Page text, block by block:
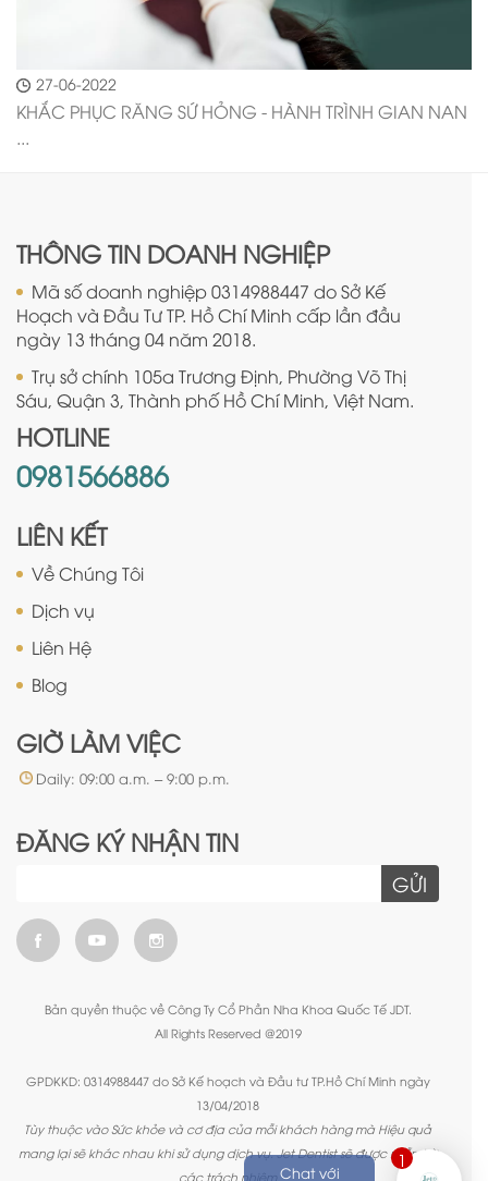
1
Chat với
27-06-2022
KHẮC PHỤC RĂNG SỨ HỎNG - HÀNH TRÌNH GIAN NAN
...
THÔNG TIN DOANH NGHIỆP
Mã số doanh nghiệp 0314988447 do Sở Kế
Hoạch và Đầu Tư TP. Hồ Chí Minh cấp lần đầu
ngày 13 tháng 04 năm 2018.
Trụ sở chính 105a Trương Định, Phường Võ Thị
Sáu, Quận 3, Thành phố Hồ Chí Minh, Việt Nam.
HOTLINE
0981566886
LIÊN KẾT
Về Chúng Tôi
Dịch vụ
Liên Hệ
Blog
GIỜ LÀM VIỆC
Daily: 09:00 a.m. – 9:00 p.m.
ĐĂNG KÝ NHẬN TIN
GỬI
Bản quyền thuộc về Công Ty Cổ Phần Nha Khoa Quốc Tế JDT.
All Rights Reserved @2019
GPDKKD: 0314988447 do Sở Kế hoạch và Đầu tư TP.Hồ Chí Minh ngày
13/04/2018
Tùy thuộc vào Sức khỏe và cơ địa của mỗi khách hàng mà Hiệu quả
mang lại sẽ khác nhau khi sử dụng dịch vụ. Jet Dentist sẽ được miễn trừ
các trách nhiệm